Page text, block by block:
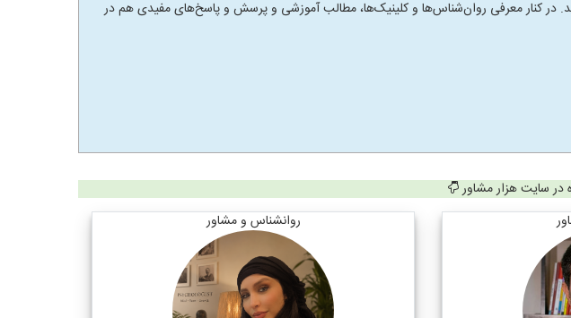
در کنار معرفی روان‌شناس‌ها و کلینیک‌ها، مطالب آموزشی و پرسش و پاسخ‌های مفیدی هم در
در سایت هزار مشاور
روانشناس و مشاور